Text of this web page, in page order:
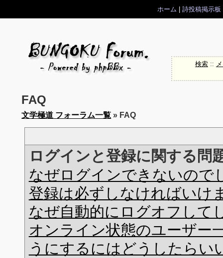
ホーム 詩投稿掲示板
検索::
FAQ
文学極道 フォーラム一覧 » FAQ
ログインと登録に関する問
なぜログインできないので
登録は必ずしなければいけ
なぜ自動的にログオフして
オンライン状態のユーザー
うにするにはどうしたらい